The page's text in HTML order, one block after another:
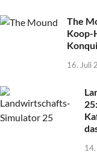
The
Koop-
16. Juli